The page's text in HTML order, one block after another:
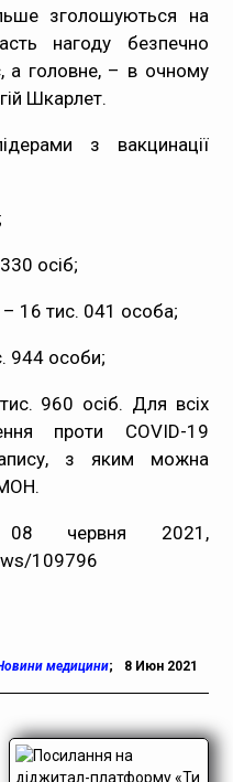
зголошуються на
нагоду безпечно
а головне, – в очному
Шкарлет.
з вакцинації
осіб;
16 тис. 041 особа;
944 особи;
960 осіб. Для всіх
проти COVID-19
з яким можна
.
08 червня 2021,
109796
медицини; 8 Июн 2021